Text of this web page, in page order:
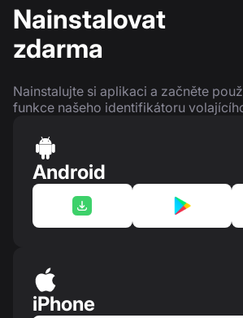
Nainstalovat
zdarma
Nainstalujte si aplikaci a začněte
funkce našeho identifikátoru
Android
iPhone